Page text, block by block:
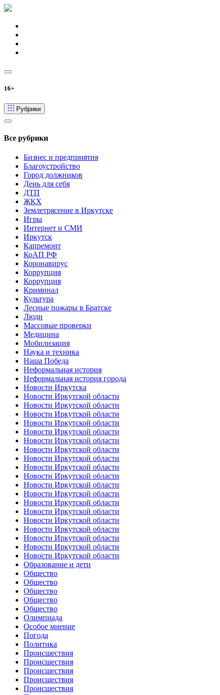
16+
Рубрики
Все рубрики
Бизнес и предприятия
Благоустройство
Город должников
День для себя
ДТП
ЖКХ
Землетрясение в Иркутске
Игры
Интернет и СМИ
Иркутск
Капремонт
КоАП РФ
Коронавирус
Коррупция
Коррупция
Криминал
Культура
Лесные пожары в Братске
Люди
Массовые проверки
Медицина
Мобилизация
Наука и техника
Наша Победа
Неформальная история
Неформальная история города
Новости Иркутска
Новости Иркутской области
Новости Иркутской области
Новости Иркутской области
Новости Иркутской области
Новости Иркутской области
Новости Иркутской области
Новости Иркутской области
Новости Иркутской области
Новости Иркутской области
Новости Иркутской области
Новости Иркутской области
Новости Иркутской области
Новости Иркутской области
Новости Иркутской области
Новости Иркутской области
Новости Иркутской области
Новости Иркутской области
Новости Иркутской области
Новости Иркутской области
Образование и дети
Общество
Общество
Общество
Общество
Общество
Олимпиада
Особое мнение
Погода
Политика
Происшествия
Происшествия
Происшествия
Происшествия
Происшествия